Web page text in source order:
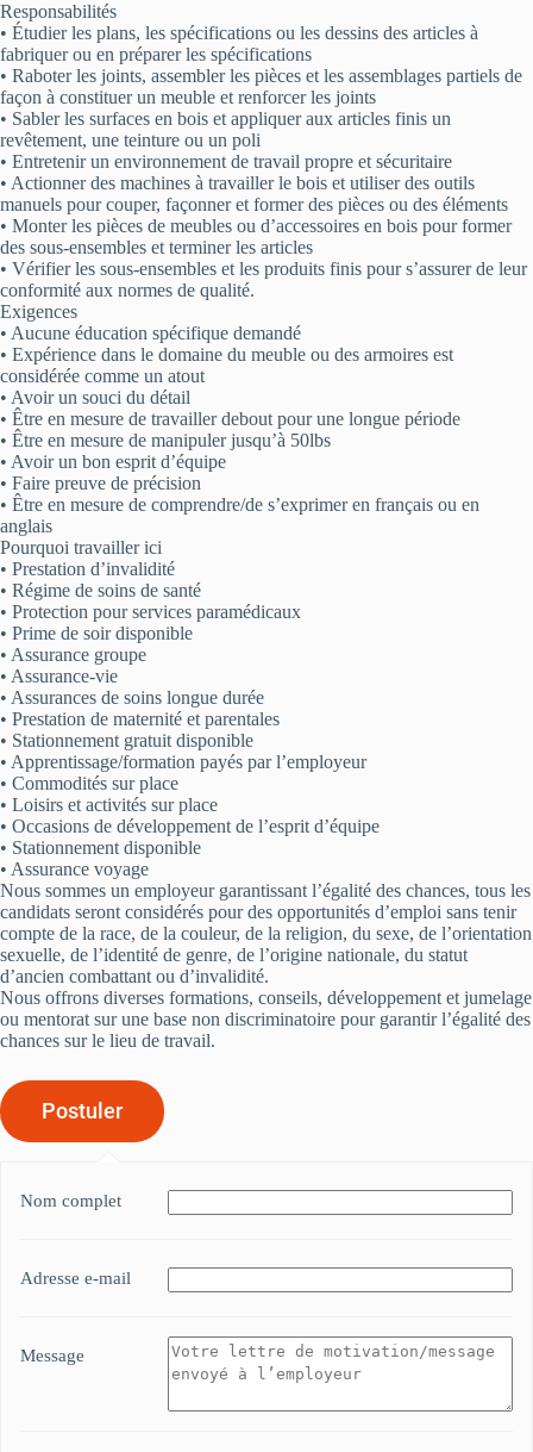
Responsabilités
• Étudier les plans, les spécifications ou les dessins des articles à
fabriquer ou en préparer les spécifications
• Raboter les joints, assembler les pièces et les assemblages partiels de
façon à constituer un meuble et renforcer les joints
• Sabler les surfaces en bois et appliquer aux articles finis un
revêtement, une teinture ou un poli
• Entretenir un environnement de travail propre et sécuritaire
• Actionner des machines à travailler le bois et utiliser des outils
manuels pour couper, façonner et former des pièces ou des éléments
• Monter les pièces de meubles ou d’accessoires en bois pour former
des sous-ensembles et terminer les articles
• Vérifier les sous-ensembles et les produits finis pour s’assurer de leur
conformité aux normes de qualité.
Exigences
• Aucune éducation spécifique demandé
• Expérience dans le domaine du meuble ou des armoires est
considérée comme un atout
• Avoir un souci du détail
• Être en mesure de travailler debout pour une longue période
• Être en mesure de manipuler jusqu’à 50lbs
• Avoir un bon esprit d’équipe
• Faire preuve de précision
• Être en mesure de comprendre/de s’exprimer en français ou en
anglais
Pourquoi travailler ici
• Prestation d’invalidité
• Régime de soins de santé
• Protection pour services paramédicaux
• Prime de soir disponible
• Assurance groupe
• Assurance-vie
• Assurances de soins longue durée
• Prestation de maternité et parentales
• Stationnement gratuit disponible
• Apprentissage/formation payés par l’employeur
• Commodités sur place
• Loisirs et activités sur place
• Occasions de développement de l’esprit d’équipe
• Stationnement disponible
• Assurance voyage
Nous sommes un employeur garantissant l’égalité des chances, tous les
candidats seront considérés pour des opportunités d’emploi sans tenir
compte de la race, de la couleur, de la religion, du sexe, de l’orientation
sexuelle, de l’identité de genre, de l’origine nationale, du statut
d’ancien combattant ou d’invalidité.
Nous offrons diverses formations, conseils, développement et jumelage
ou mentorat sur une base non discriminatoire pour garantir l’égalité des
chances sur le lieu de travail.
Nom complet
Adresse e-mail
Message